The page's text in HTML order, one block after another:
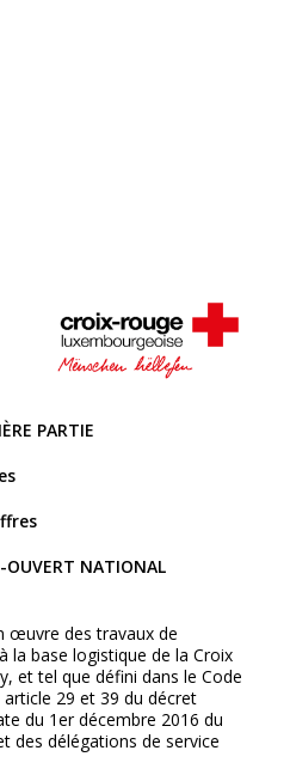
PARTIE
OUVERT NATIONAL
œuvre des travaux de
la base logistique de la Croix
et tel que défini dans le Code
29 et 39 du décret
du 1er décembre 2016 du
des délégations de service